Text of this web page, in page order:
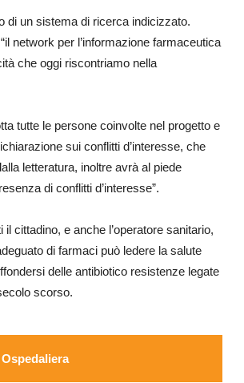
di un sistema di ricerca indicizzato.
network per l’informazione farmaceutica
che oggi riscontriamo nella
tutte le persone coinvolte nel progetto e
sui conflitti d’interesse, che
letteratura, inoltre avrà al piede
di conflitti d’interesse”.
cittadino, e anche l’operatore sanitario,
di farmaci può ledere la salute
delle antibiotico resistenze legate
scorso.